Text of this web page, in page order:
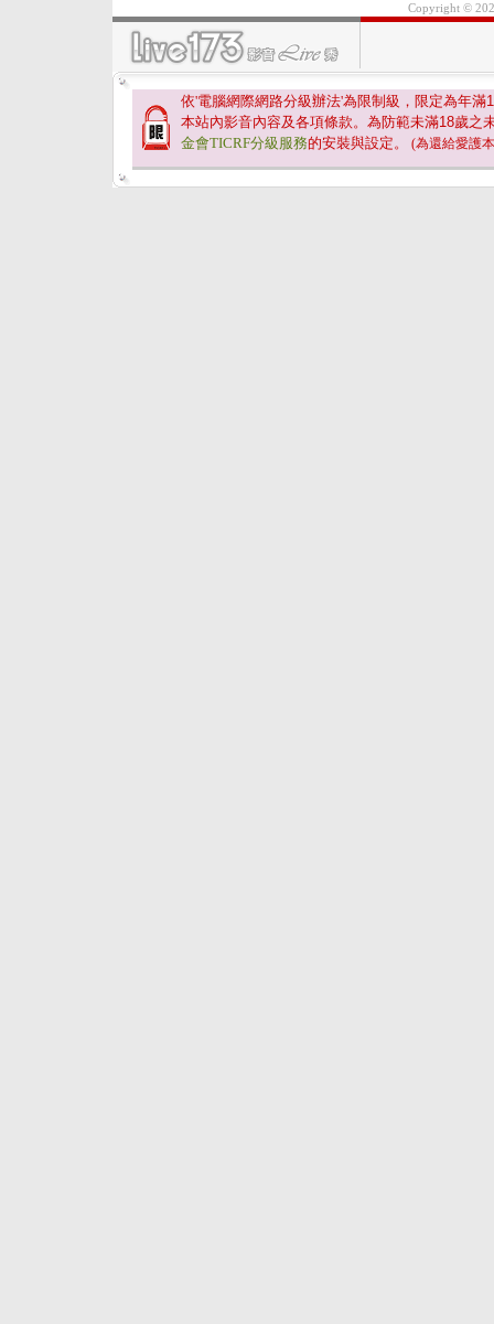
Copyright ©
依'電腦網際網路分級辦法'為限制級，限定為年滿
本站內影音內容及各項條款。為防範未滿18歲之
金會TICRF分級服務的安裝與設定。 (為還給愛護